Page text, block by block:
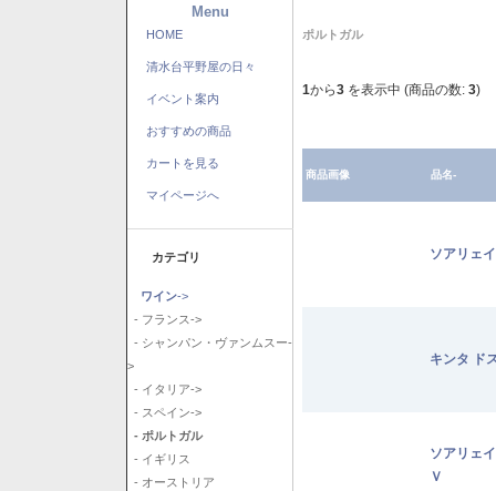
Menu
HOME
清水台平野屋の日々
イベント案内
おすすめの商品
カートを見る
マイページへ
カテゴリ
ワイン->
- フランス->
- シャンパン・ヴァンムスー-
>
- イタリア->
- スペイン->
- ポルトガル
- イギリス
- オーストリア
ポルトガル
1から3 を表示中 (商品の数: 3)
商品画像 品名-
ソアリェ
キンタ ド
ソアリェ
Ｖ